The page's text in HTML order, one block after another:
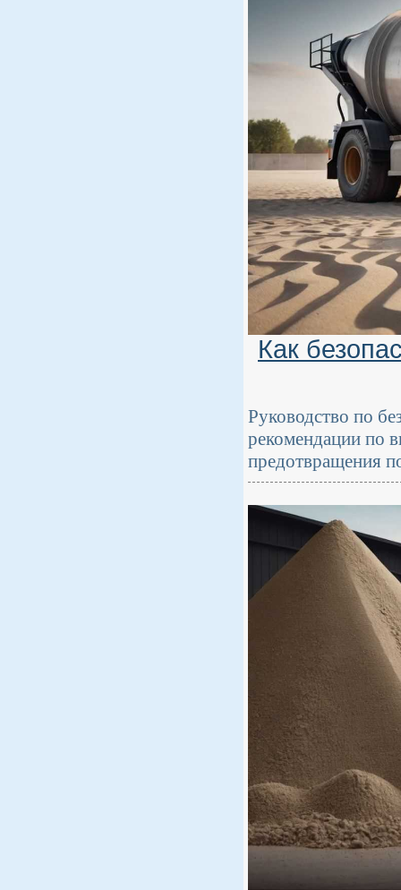
Как
Руководство по
рекомендации по
предотвращения